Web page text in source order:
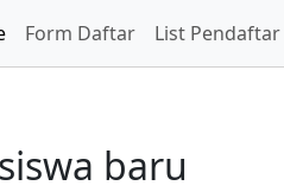
Form Daftar List Pendaftar
baru